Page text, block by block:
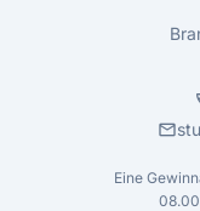
mail
Eine